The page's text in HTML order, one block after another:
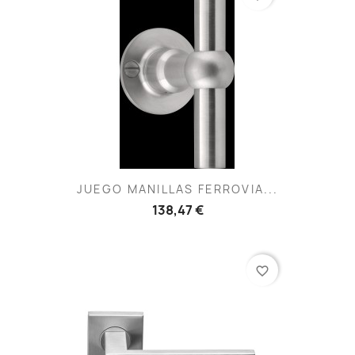
JUEGO MANILLAS FERROVIA...
138,47 €
favorite_border